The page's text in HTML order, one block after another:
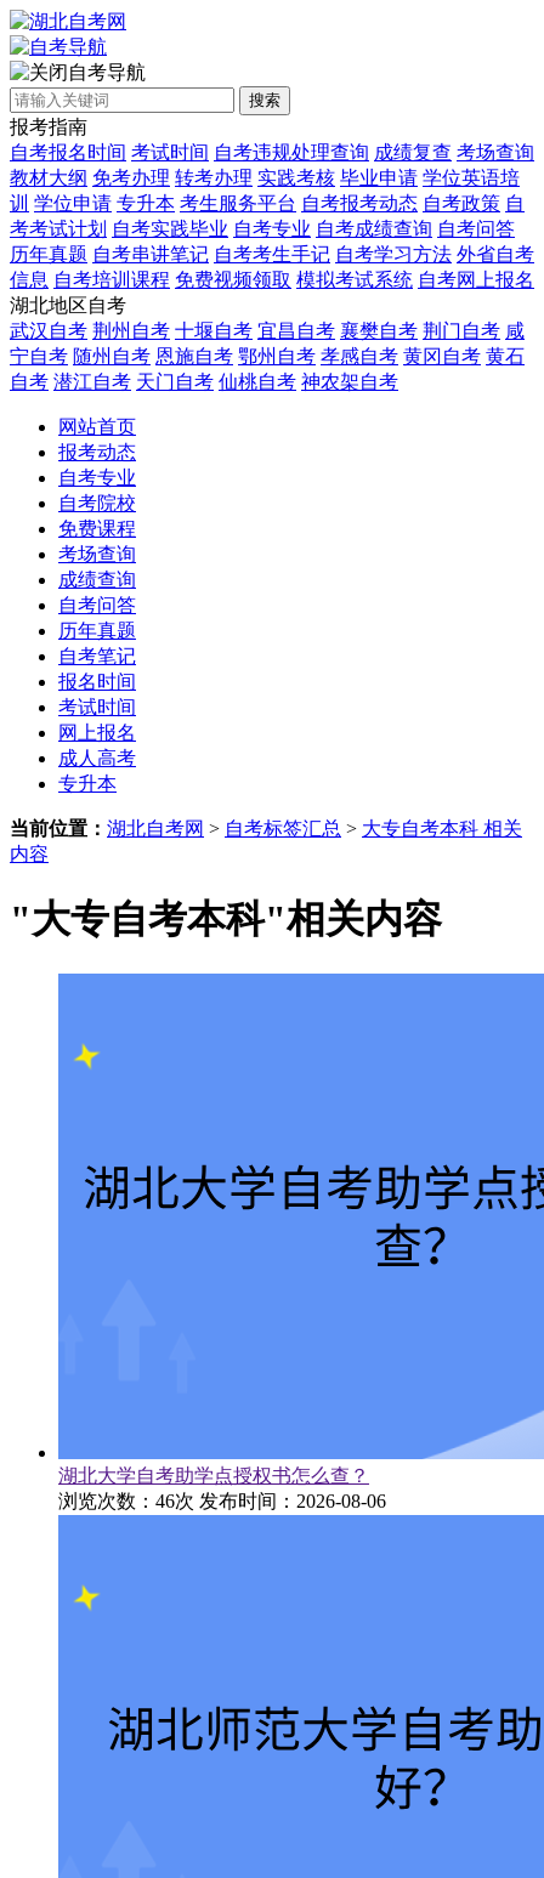
自考导航
搜索
报考指南
自考报名时间 考试时间 自考违规处理查询 成绩复查 考场查询
教材大纲 免考办理 转考办理 实践考核 毕业申请 学位英语培
训 学位申请 专升本 考生服务平台 自考报考动态 自考政策 自
考考试计划 自考实践毕业 自考专业 自考成绩查询 自考问答
历年真题 自考串讲笔记 自考考生手记 自考学习方法 外省自考
信息 自考培训课程 免费视频领取 模拟考试系统 自考网上报名
湖北地区自考
武汉自考 荆州自考 十堰自考 宜昌自考 襄樊自考 荆门自考 咸
宁自考 随州自考 恩施自考 鄂州自考 孝感自考 黄冈自考 黄石
自考 潜江自考 天门自考 仙桃自考 神农架自考
网站首页
报考动态
自考专业
自考院校
免费课程
考场查询
成绩查询
自考问答
历年真题
自考笔记
报名时间
考试时间
网上报名
成人高考
专升本
当前位置： 湖北自考网 > 自考标签汇总 > 大专自考本科 相关
内容
"大专自考本科"相关内容
湖北大学自考助学点授权书怎么查？
浏览次数：46次 发布时间：2026-08-06